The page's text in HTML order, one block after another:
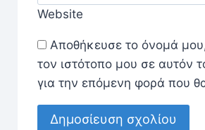
Website
Αποθήκευσε το όνομά
τον ιστότοπο μου σε αυτόν
για την επόμενη φορά που